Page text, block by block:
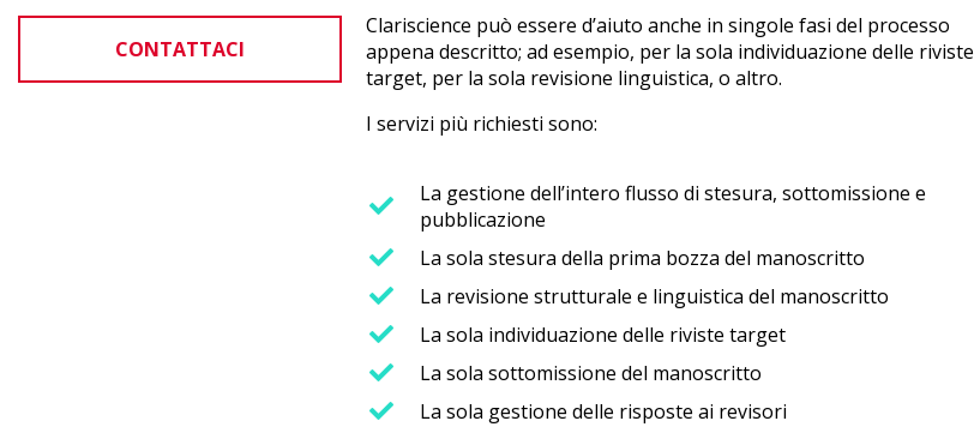
CONTATTACI
Clariscience può essere d’aiuto anche in singole fasi del processo
appena descritto; ad esempio, per la sola individuazione delle riviste
target, per la sola revisione linguistica, o altro.
I servizi più richiesti sono:
La gestione dell’intero flusso di stesura, sottomissione e
pubblicazione
La sola stesura della prima bozza del manoscritto
La revisione strutturale e linguistica del manoscritto
La sola individuazione delle riviste target
La sola sottomissione del manoscritto
La sola gestione delle risposte ai revisori